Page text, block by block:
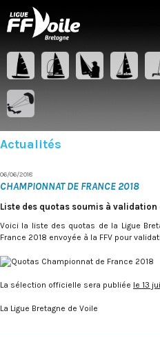
Actualités
06/06/2018
CHAMPIONNAT DE FRANCE 2018
Liste des quotas soumis à validation
Voici la liste des quotas de la Ligue
France 2018 envoyée à la FFV pour
La sélection officielle sera publiée le 13
La Ligue Bretagne de Voile
Intranet